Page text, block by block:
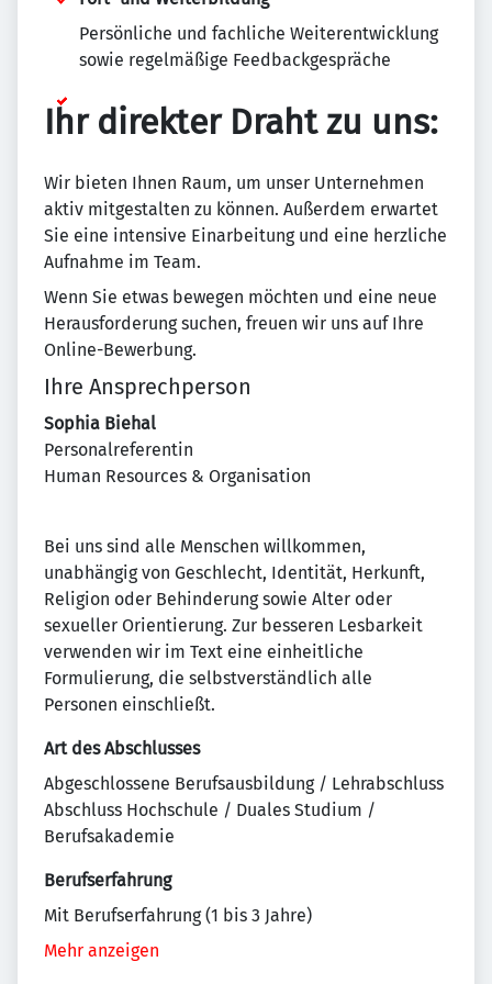
Persönliche und fachliche Weiterentwicklung
sowie regelmäßige Feedbackgespräche
Ihr direkter Draht zu uns:
Wir bieten Ihnen Raum, um unser Unternehmen
aktiv mitgestalten zu können. Außerdem erwartet
Sie eine intensive Einarbeitung und eine herzliche
Aufnahme im Team.
Wenn Sie etwas bewegen möchten und eine neue
Herausforderung suchen, freuen wir uns auf Ihre
Online-Bewerbung.
Ihre Ansprechperson
Sophia Biehal
Personalreferentin
Human Resources & Organisation
Bei uns sind alle Menschen willkommen,
unabhängig von Geschlecht, Identität, Herkunft,
Religion oder Behinderung sowie Alter oder
sexueller Orientierung. Zur besseren Lesbarkeit
verwenden wir im Text eine einheitliche
Formulierung, die selbstverständlich alle
Personen einschließt.
Art des Abschlusses
Abgeschlossene Berufsausbildung / Lehrabschluss
Abschluss Hochschule / Duales Studium /
Berufsakademie
Berufserfahrung
Mit Berufserfahrung (1 bis 3 Jahre)
Mehr anzeigen